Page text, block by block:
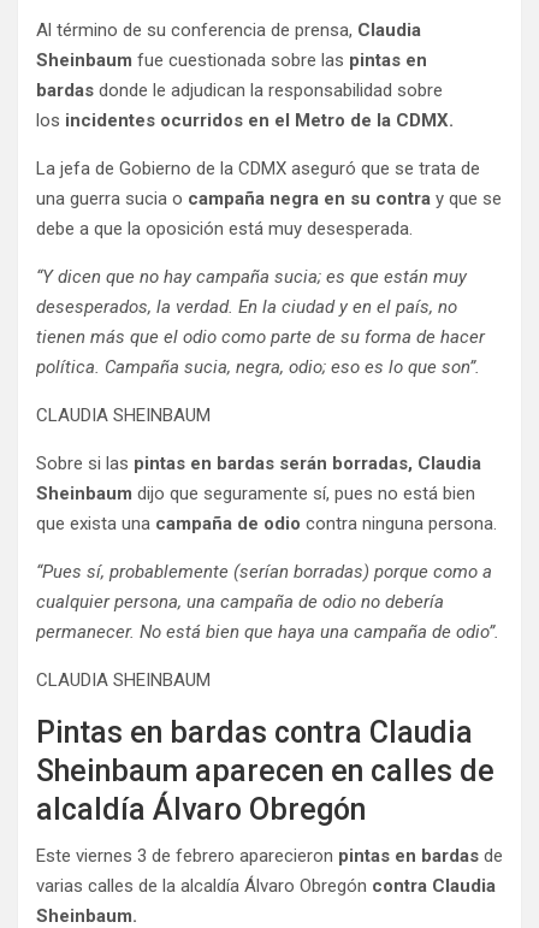
Al término de su conferencia de prensa, Claudia
Sheinbaum fue cuestionada sobre las pintas en
bardas donde le adjudican la responsabilidad sobre
los incidentes ocurridos en el Metro de la CDMX.
La jefa de Gobierno de la CDMX aseguró que se trata de
una guerra sucia o campaña negra en su contra y que se
debe a que la oposición está muy desesperada.
“Y dicen que no hay campaña sucia; es que están muy
desesperados, la verdad. En la ciudad y en el país, no
tienen más que el odio como parte de su forma de hacer
política. Campaña sucia, negra, odio; eso es lo que son”.
CLAUDIA SHEINBAUM
Sobre si las pintas en bardas serán borradas, Claudia
Sheinbaum dijo que seguramente sí, pues no está bien
que exista una campaña de odio contra ninguna persona.
“Pues sí, probablemente (serían borradas) porque como a
cualquier persona, una campaña de odio no debería
permanecer. No está bien que haya una campaña de odio”.
CLAUDIA SHEINBAUM
Pintas en bardas contra Claudia
Sheinbaum aparecen en calles de
alcaldía Álvaro Obregón
Este viernes 3 de febrero aparecieron pintas en bardas de
varias calles de la alcaldía Álvaro Obregón contra Claudia
Sheinbaum.